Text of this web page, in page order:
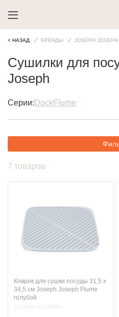
< НАЗАД БРЕНДЫ JOSEPH JOSEPH
Сушилки для
Joseph
Серии: DockFlume
7 товаров
Коврик для сушки посуды 31,5 х
34,5 см Joseph Joseph Flume
голубой
JOSEPH JOSEPH